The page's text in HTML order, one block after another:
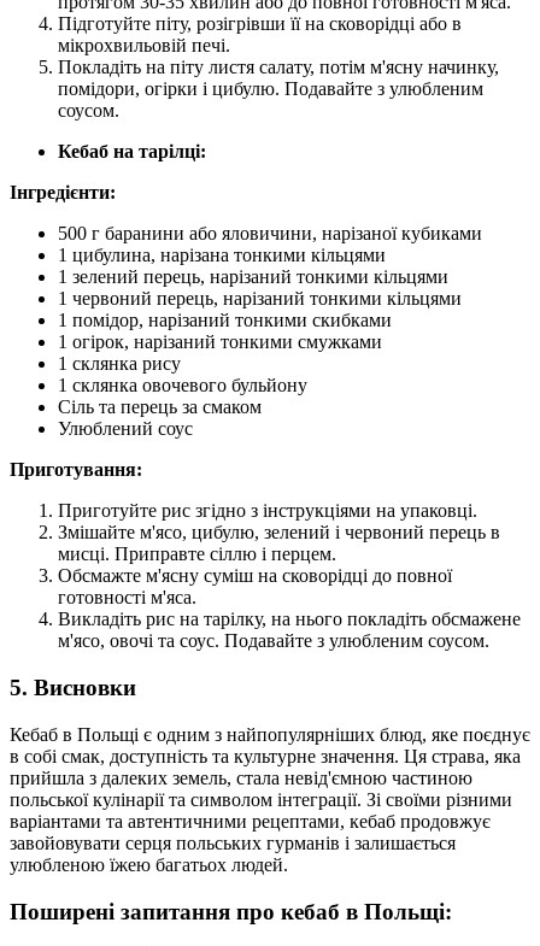
Підготуйте піту, розігрівши її на сковорідці або в
мікрохвильовій печі.
Покладіть на піту листя салату, потім м'ясну начинку,
помідори, огірки і цибулю. Подавайте з улюбленим
соусом.
Кебаб на тарілці:
Інгредієнти:
500 г баранини або яловичини, нарізаної кубиками
1 цибулина, нарізана тонкими кільцями
1 зелений перець, нарізаний тонкими кільцями
1 червоний перець, нарізаний тонкими кільцями
1 помідор, нарізаний тонкими скибками
1 огірок, нарізаний тонкими смужками
1 склянка рису
1 склянка овочевого бульйону
Сіль та перець за смаком
Улюблений соус
Приготування:
Приготуйте рис згідно з інструкціями на упаковці.
Змішайте м'ясо, цибулю, зелений і червоний перець в
мисці. Приправте сіллю і перцем.
Обсмажте м'ясну суміш на сковорідці до повної
готовності м'яса.
Викладіть рис на тарілку, на нього покладіть обсмажене
м'ясо, овочі та соус. Подавайте з улюбленим соусом.
5. Висновки
Кебаб в Польщі є одним з найпопулярніших блюд, яке поєднує
в собі смак, доступність та культурне значення. Ця страва, яка
прийшла з далеких земель, стала невід'ємною частиною
польської кулінарії та символом інтеграції. Зі своїми різними
варіантами та автентичними рецептами, кебаб продовжує
завойовувати серця польських гурманів і залишається
улюбленою їжею багатьох людей.
Поширені запитання про кебаб в Польщі: